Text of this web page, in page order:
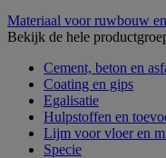
Materiaal voor ruwbouw
Bekijk de hele
Cement, beton en
Coating en gips
Egalisatie
Hulpstoffen en
Lijm voor vloer en
Specie